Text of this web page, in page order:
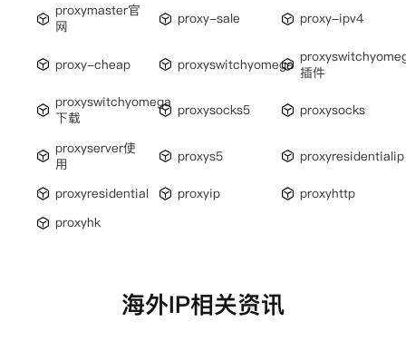
proxymaster官
网
proxy-sale proxy-ipv4
proxy-cheap proxyswitchyomega 插件
proxyswitchyomega
下载
proxysocks5 proxysocks
proxyserver使
用
proxys5 proxyresidentialip
proxyresidential proxyip
proxyhttp
proxyhk
海外IP相关资讯